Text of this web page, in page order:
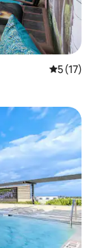
5 de uma
5 (17)